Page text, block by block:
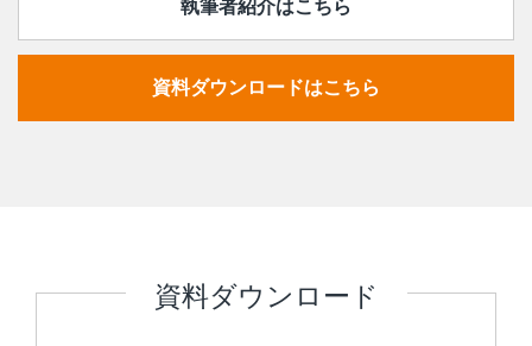
執筆者紹介はこちら
資料ダウンロードはこちら
資料ダウンロード